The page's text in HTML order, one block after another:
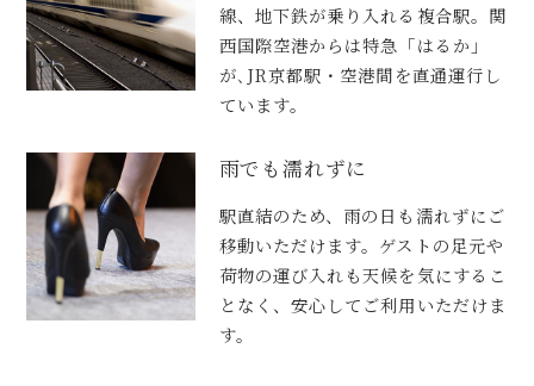
線、地下鉄が乗り入れる複合駅。関
西国際空港からは特急「はるか」
が､JR京都駅・空港間を直通運行し
ています。
雨でも濡れずに
駅直結のため、雨の日も濡れずにご
移動いただけます。ゲストの足元や
荷物の運び入れも天候を気にするこ
となく、安心してご利用いただけま
す。